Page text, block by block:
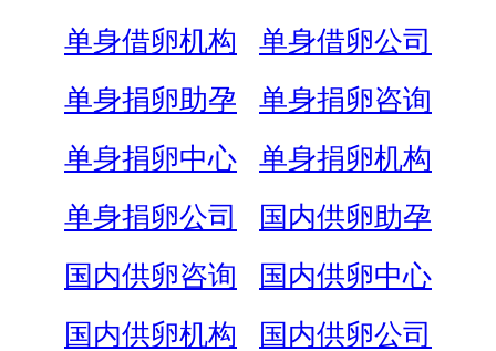
单身借卵机构
单身借卵公司
单身捐卵助孕
单身捐卵咨询
单身捐卵中心
单身捐卵机构
单身捐卵公司
国内供卵助孕
国内供卵咨询
国内供卵中心
国内供卵机构
国内供卵公司